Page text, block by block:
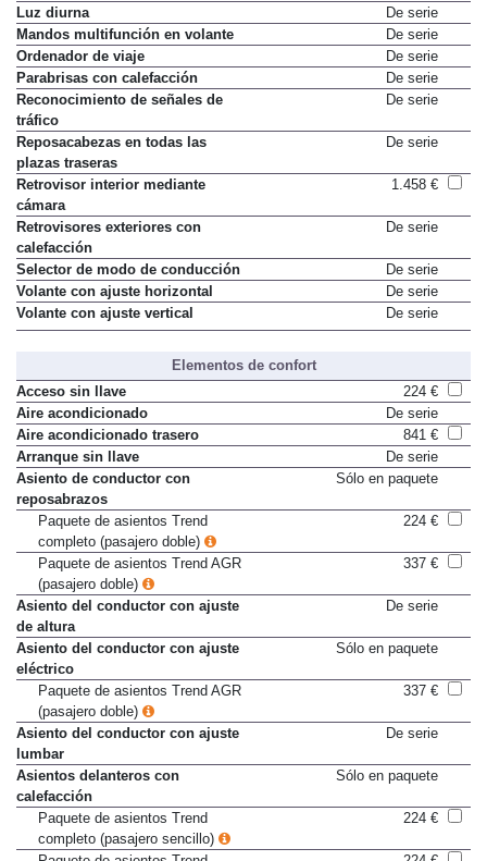
Luz diurna
De serie
Mandos multifunción en volante
De serie
Ordenador de viaje
De serie
Parabrisas con calefacción
De serie
Reconocimiento de señales de
tráfico
De serie
Reposacabezas en todas las
plazas traseras
De serie
Retrovisor interior mediante
cámara
1.458 €
Retrovisores exteriores con
calefacción
De serie
Selector de modo de conducción
De serie
Volante con ajuste horizontal
De serie
Volante con ajuste vertical
De serie
Elementos de confort
Acceso sin llave
224 €
Aire acondicionado
De serie
Aire acondicionado trasero
841 €
Arranque sin llave
De serie
Asiento de conductor con
reposabrazos
Sólo en paquete
Paquete de asientos Trend
completo (pasajero doble)
224 €
Paquete de asientos Trend AGR
(pasajero doble)
337 €
Asiento del conductor con ajuste
de altura
De serie
Asiento del conductor con ajuste
eléctrico
Sólo en paquete
Paquete de asientos Trend AGR
(pasajero doble)
337 €
Asiento del conductor con ajuste
lumbar
De serie
Asientos delanteros con
calefacción
Sólo en paquete
Paquete de asientos Trend
completo (pasajero sencillo)
224 €